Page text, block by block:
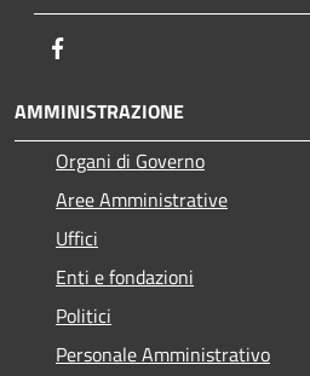
AMMINISTRAZIONE
Organi di Governo
Aree Amministrative
Uffici
Enti e fondazioni
Politici
Personale Amministrativo